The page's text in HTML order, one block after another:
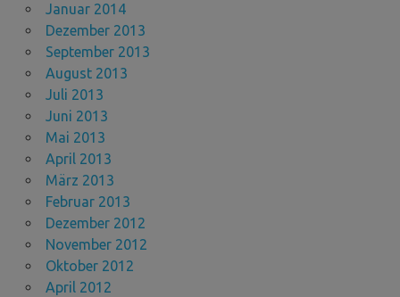
Januar 2014
Dezember 2013
September 2013
August 2013
Juli 2013
Juni 2013
Mai 2013
April 2013
März 2013
Februar 2013
Dezember 2012
November 2012
Oktober 2012
April 2012